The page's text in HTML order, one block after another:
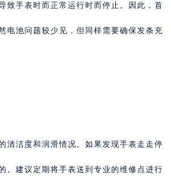
致手表时而正常运行时而停止。因此，首
电池问题较少见，但同样需要确保发条充
清洁度和润滑情况。如果发现手表走走停
。建议定期将手表送到专业的维修点进行